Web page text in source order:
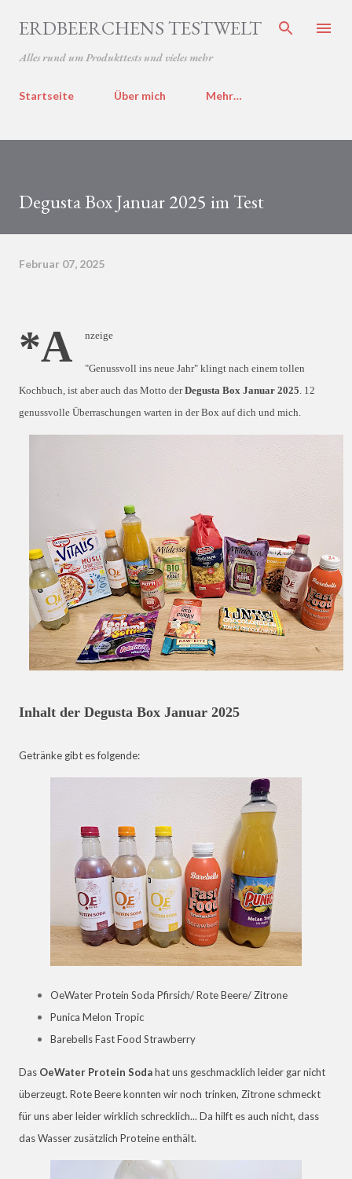
Direkt zum Hauptbereich
ERDBEERCHENS TESTWELT
Alles rund um Produkttests und vieles mehr
Startseite Über mich Mehr…
Degusta Box Januar 2025 im Test
Februar 07, 2025
*A nzeige
"Genussvoll ins neue Jahr" klingt nach einem tollen
Kochbuch, ist aber auch das Motto derDegusta Box Januar 2025. 12
genussvolle Überraschungen warten in der Box auf dich und mich.
Inhalt der Degusta Box Januar 2025
Getränke gibt es folgende:
OeWater Protein Soda Pfirsich/ Rote Beere/ Zitrone
Punica Melon Tropic
Barebells Fast Food Strawberry
Das OeWater Protein Sodahat uns geschmacklich leider gar nicht
überzeugt. Rote Beere konnten wir noch trinken, Zitrone schmeckt
für uns aber leider wirklich schrecklich... Da hilft es auch nicht, dass
das Wasser zusätzlich Proteine enthält.